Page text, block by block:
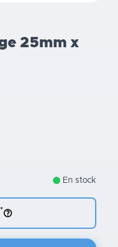
25mm x
En stock
*